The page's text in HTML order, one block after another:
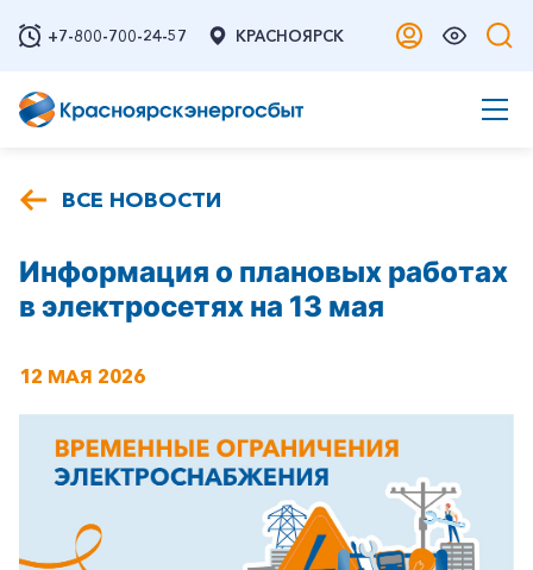
+7-800-700-24-57 КРАСНОЯРСК
ВСЕ НОВОСТИ
Информация о плановых работах
в электросетях на 13 мая
12 МАЯ 2026